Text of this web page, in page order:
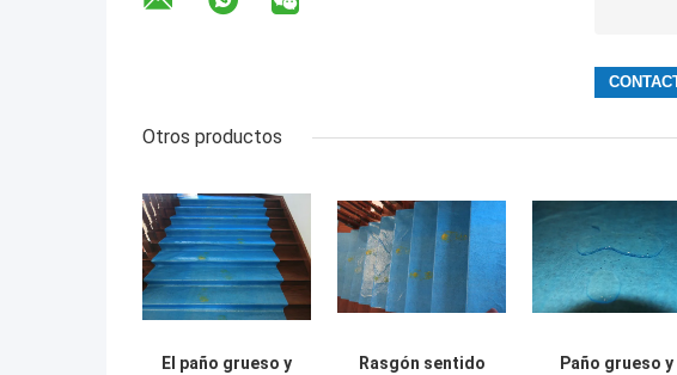
Otros productos
El paño grueso y
Rasgón sentido
Paño grueso y